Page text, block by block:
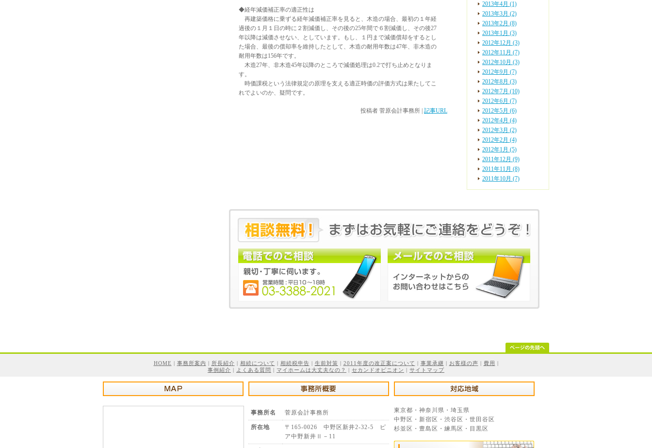
◆経年減価補正率の適正性は
再建築価格に乗ずる経年減価補正率を見ると、木造の場合、最初の１年経
過後の１月１日の時に２割減価し、その後の25年間で６割減価し、その後27
年以降は減価させない、としています。もし、１円まで減価償却をするとし
た場合、最後の償却率を維持したとして、木造の耐用年数は47年、非木造の
耐用年数は156年です。
木造27年、非木造45年以降のところで減価処理は0.2で打ち止めとなりま
す。
時価課税という法律規定の原理を支える適正時価の評価方式は果たしてこ
れでよいのか、疑問です。
投稿者 菅原会計事務所 記事URL
2013年4月 (1)
2013年3月 (2)
2013年2月 (8)
2013年1月 (3)
2012年12月 (3)
2012年11月 (7)
2012年10月 (3)
2012年9月 (7)
2012年8月 (3)
2012年7月 (10)
2012年6月 (7)
2012年5月 (6)
2012年4月 (4)
2012年3月 (2)
2012年2月 (4)
2012年1月 (5)
2011年12月 (9)
2011年11月 (8)
2011年10月 (7)
HOME | 事務所案内 | 所長紹介 | 相続について | 相続税申告 | 生前対策 | 2011年度の改正案について | 事業承継 | お客様の声 | 費用 |
事例紹介 | よくある質問 | マイホームは大丈夫なの？ | セカンドオピニオン | サイトマップ
事務所名 菅原会計事務所
所在地
〒165-0026 中野区新井2-32-5 ピ
ア中野新井Ⅱ－11
東京都・神奈川県・埼玉県
中野区・新宿区・渋谷区・世田谷区
杉並区・豊島区・練馬区・目黒区